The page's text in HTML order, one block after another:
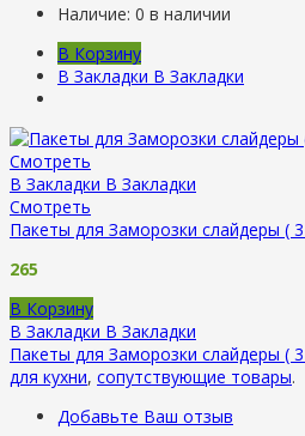
Наличие: 0 в наличии
В Корзину
В Закладки В Закладки
Смотреть
В Закладки В Закладки
Смотреть
Пакеты для Заморозки слайдеры (
265
В Корзину
В Закладки В Закладки
Пакеты для Заморозки слайдеры (
для кухни, сопутствующие товары.
Добавьте Ваш отзыв